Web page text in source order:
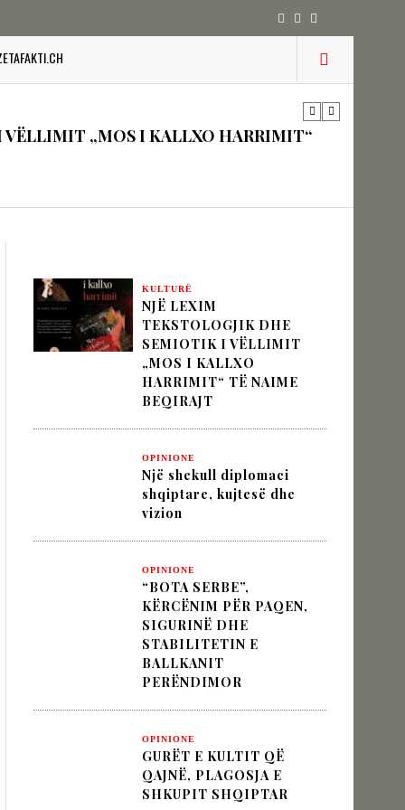
NËPËRMJET INXHINIERISË SË
„MOS I KALLXO HARRIMIT“
DHE STABILITETIN E BALLKANIT
SHQIPTAR
NËPËRMJET INXHINIERISË SË
„MOS I KALLXO HARRIMIT“
KULTURË
NJË LEXIM
TEKSTOLOGJIK DHE
SEMIOTIK I VËLLIMIT
„MOS I KALLXO
HARRIMIT“ TË NAIME
BEQIRAJT
OPINIONE
Një shekull diplomaci
shqiptare, kujtesë dhe
vizion
OPINIONE
“BOTA SERBE”,
KËRCËNIM PËR PAQEN,
SIGURINË DHE
STABILITETIN E
BALLKANIT
PERËNDIMOR
OPINIONE
GURËT E KULTIT QË
QAJNË, PLAGOSJA E
SHKUPIT SHQIPTAR